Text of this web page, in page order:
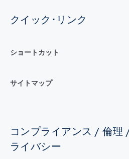
クイック･リンク
ショートカット
サイトマップ
コンプライアンス / 倫理
ライバシー